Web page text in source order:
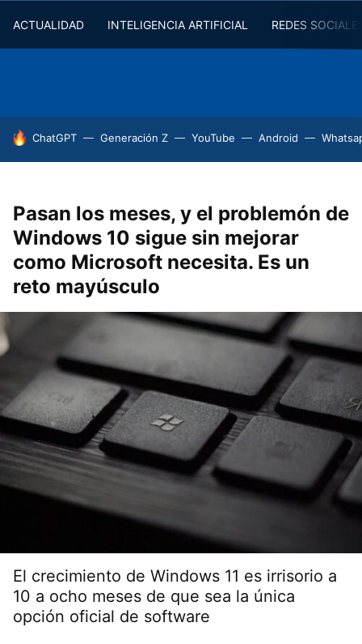
ACTUALIDAD INTELIGENCIA ARTIFICIAL REDES
HOY SE HABLA DE
ChatGPT Generación Z YouTube Android
Pasan los meses, y el problemón de
Windows 10 sigue sin mejorar
como Microsoft necesita. Es un
reto mayúsculo
El crecimiento de Windows 11 es irrisorio a
10 a ocho meses de que sea la única
opción oficial de software